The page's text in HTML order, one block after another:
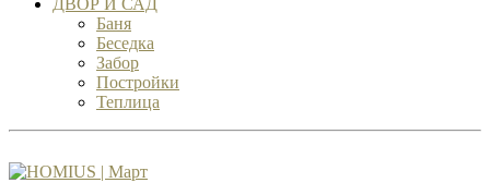
ДВОР И САД
Баня
Беседка
Забор
Постройки
Теплица